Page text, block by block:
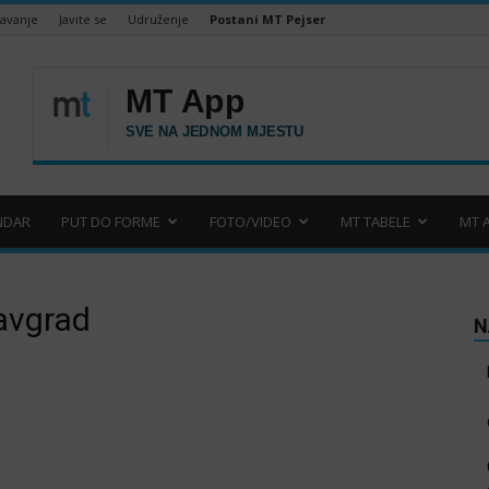
Javite se Udruženje Postani MT Pejser
PUT DO FORME FOTO/VIDEO MT TABELE MT